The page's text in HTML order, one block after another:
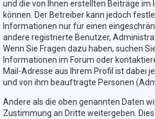
und die von Ihnen erstellten Beiträge im
können. Der Betreiber kann jedoch
Informationen nur für einen
andere registrierte Benutzer,
Wenn Sie Fragen dazu haben, suchen
Informationen im Forum oder
Mail-Adresse aus Ihrem Profil ist dabei
und von ihm beauftragte Personen
Andere als die oben genannten Daten
Zustimmung an Dritte weitergeben.